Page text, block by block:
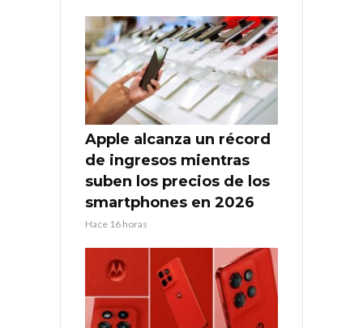
Apple alcanza un récord
de ingresos mientras
suben los precios de los
smartphones en 2026
Hace 16 horas